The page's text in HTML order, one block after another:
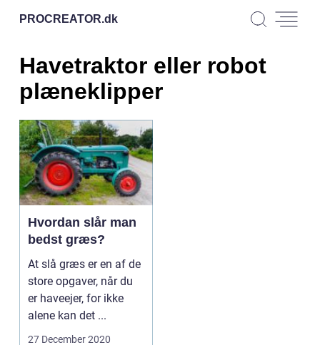
PROCREATOR.dk
Havetraktor eller robot
plæneklipper
Hvordan slår man
bedst græs?
At slå græs er en af de
store opgaver, når du
er haveejer, for ikke
alene kan det ...
27 December 2020